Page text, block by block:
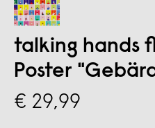
talking hands
Poster
€ 29,99